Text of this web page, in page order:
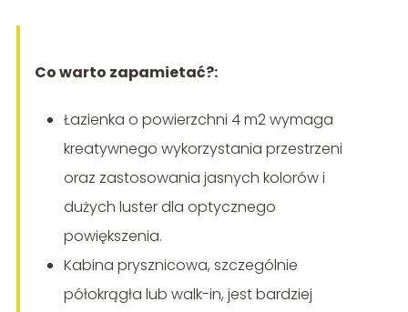
Co warto zapamietać?:
Łazienka o powierzchni 4 m2 wymaga
kreatywnego wykorzystania przestrzeni
oraz zastosowania jasnych kolorów i
dużych luster dla optycznego
powiększenia.
Kabina prysznicowa, szczególnie
półokrągła lub walk-in, jest bardziej